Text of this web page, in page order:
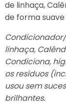
500g
de linhaça,
de forma suave
linhaça,
Condiciona,
os resíduos
usou sem
brilhantes.